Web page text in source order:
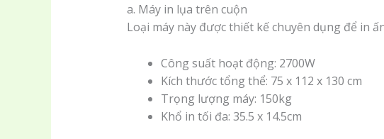
a. Máy in lụa trên cuộn
Loại máy này được thiết kế chuyên dụng để in
Công suất hoạt động: 2700W
Kích thước tổng thể: 75 x 112 x 130 cm
Trọng lượng máy: 150kg
Khổ in tối đa: 35.5 x 14.5cm